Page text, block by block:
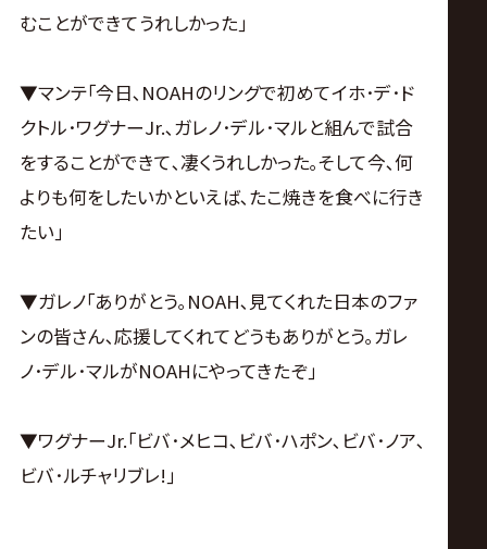
むことができてうれしかった｣
▼マンテ｢今日､NOAHのリングで初めてイホ･デ･ド
クトル･ワグナーJr.､ガレノ･デル･マルと組んで試合
をすることができて､凄くうれしかった｡そして今､何
よりも何をしたいかといえば､たこ焼きを食べに行き
たい｣
▼ガレノ｢ありがとう｡NOAH､見てくれた日本のファ
ンの皆さん､応援してくれてどうもありがとう｡ガレ
ノ･デル･マルがNOAHにやってきたぞ｣
▼ワグナーJr.｢ビバ･メヒコ､ビバ･ハポン､ビバ･ノア､
ビバ･ルチャリブレ!｣